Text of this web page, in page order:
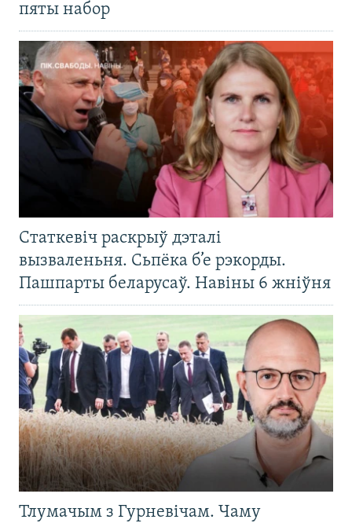
пяты набор
Статкевіч раскрыў дэталі
вызваленьня. Сьпёка б’е рэкорды.
Пашпарты беларусаў. Навіны 6 жніўня
Тлумачым з Гурневічам. Чаму